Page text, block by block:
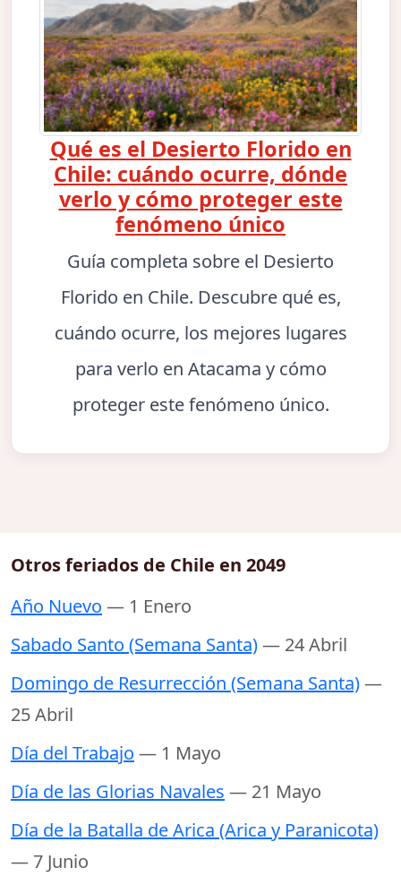
Qué es el Desierto Florido en
Chile: cuándo ocurre, dónde
verlo y cómo proteger este
fenómeno único
Guía completa sobre el Desierto
Florido en Chile. Descubre qué es,
cuándo ocurre, los mejores lugares
para verlo en Atacama y cómo
proteger este fenómeno único.
Otros feriados de Chile en 2049
Año Nuevo — 1 Enero
Sabado Santo (Semana Santa)— 24 Abril
Domingo de Resurrección (Semana Santa)—
25 Abril
Día del Trabajo — 1 Mayo
Día de las Glorias Navales — 21 Mayo
Día de la Batalla de Arica (Arica y Paranicota)
— 7 Junio